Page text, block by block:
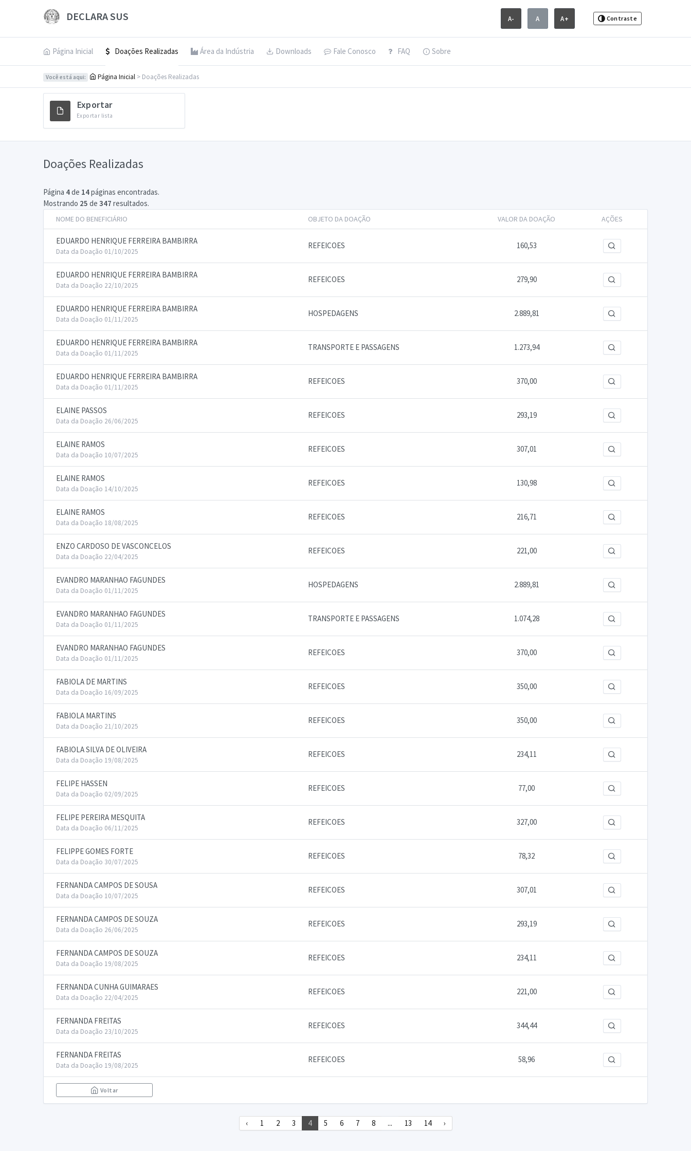
DECLARA SUS A- A A+ Contraste
Página Inicial Doações Realizadas Área da Indústria Downloads Fale Conosco FAQ Sobre
Você está aqui: Página Inicial > Doações Realizadas
Exportar
Exportar lista
Doações Realizadas
Página 4de 14páginas encontradas.
Mostrando 25 de 347 resultados.
NOME DO BENEFICIÁRIO OBJETO DA DOAÇÃO VALOR DA DOAÇÃO AÇÕES
EDUARDO HENRIQUE FERREIRA BAMBIRRA
Data da Doação 01/10/2025
REFEICOES 160,53
EDUARDO HENRIQUE FERREIRA BAMBIRRA
Data da Doação 22/10/2025
REFEICOES 279,90
EDUARDO HENRIQUE FERREIRA BAMBIRRA
Data da Doação 01/11/2025
HOSPEDAGENS 2.889,81
EDUARDO HENRIQUE FERREIRA BAMBIRRA
Data da Doação 01/11/2025
TRANSPORTE E PASSAGENS 1.273,94
EDUARDO HENRIQUE FERREIRA BAMBIRRA
Data da Doação 01/11/2025
REFEICOES 370,00
ELAINE PASSOS
Data da Doação 26/06/2025
REFEICOES 293,19
ELAINE RAMOS
Data da Doação 10/07/2025
REFEICOES 307,01
ELAINE RAMOS
Data da Doação 14/10/2025
REFEICOES 130,98
ELAINE RAMOS
Data da Doação 18/08/2025
REFEICOES 216,71
ENZO CARDOSO DE VASCONCELOS
Data da Doação 22/04/2025
REFEICOES 221,00
EVANDRO MARANHAO FAGUNDES
Data da Doação 01/11/2025
HOSPEDAGENS 2.889,81
EVANDRO MARANHAO FAGUNDES
Data da Doação 01/11/2025
TRANSPORTE E PASSAGENS 1.074,28
EVANDRO MARANHAO FAGUNDES
Data da Doação 01/11/2025
REFEICOES 370,00
FABIOLA DE MARTINS
Data da Doação 16/09/2025
REFEICOES 350,00
FABIOLA MARTINS
Data da Doação 21/10/2025
REFEICOES 350,00
FABIOLA SILVA DE OLIVEIRA
Data da Doação 19/08/2025
REFEICOES 234,11
FELIPE HASSEN
Data da Doação 02/09/2025
REFEICOES 77,00
FELIPE PEREIRA MESQUITA
Data da Doação 06/11/2025
REFEICOES 327,00
FELIPPE GOMES FORTE
Data da Doação 30/07/2025
REFEICOES 78,32
FERNANDA CAMPOS DE SOUSA
Data da Doação 10/07/2025
REFEICOES 307,01
FERNANDA CAMPOS DE SOUZA
Data da Doação 26/06/2025
REFEICOES 293,19
FERNANDA CAMPOS DE SOUZA
Data da Doação 19/08/2025
REFEICOES 234,11
FERNANDA CUNHA GUIMARAES
Data da Doação 22/04/2025
REFEICOES 221,00
FERNANDA FREITAS
Data da Doação 23/10/2025
REFEICOES 344,44
FERNANDA FREITAS
Data da Doação 19/08/2025
REFEICOES 58,96
Voltar
‹ 1 2 3 4 5 6 7 8 ... 13 14 ›